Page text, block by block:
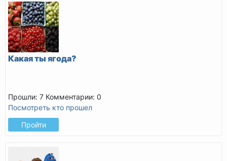
Какая ты ягода?
Прошли: 7 Комментарии: 0
Посмотреть кто прошел
Пройти